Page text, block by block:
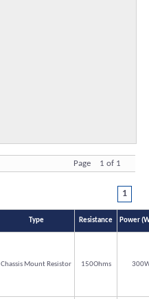
Page 1 of 1
1
Type Resistance Power
Chassis Mount Resistor 150Ohms